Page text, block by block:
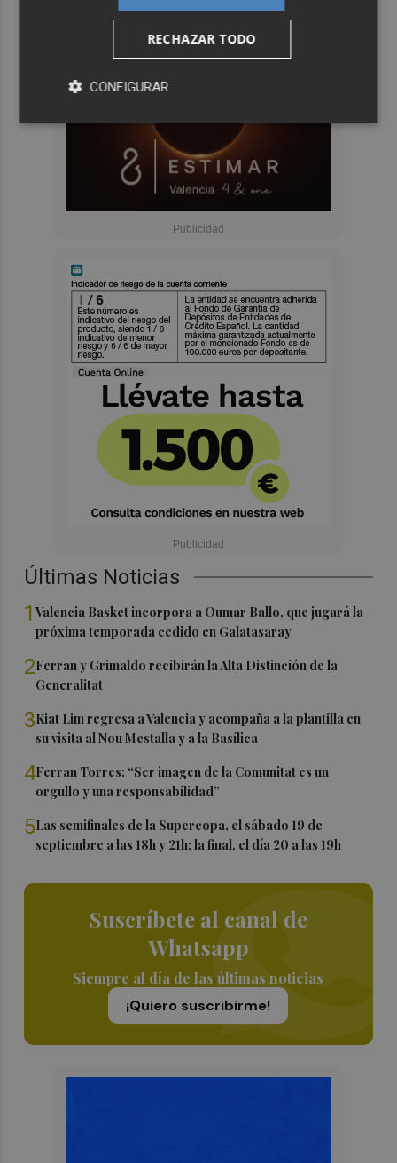
Últimas Noticias
1Valencia Basket incorpora a Oumar Ballo, que jugará la
próxima temporada cedido en Galatasaray
2Ferran y Grimaldo recibirán la Alta Distinción de la
Generalitat
3Kiat Lim regresa a Valencia y acompaña a la plantilla en
su visita al Nou Mestalla y a la Basílica
4Ferran Torres: “Ser imagen de la Comunitat es un
orgullo y una responsabilidad”
5Las semifinales de la Supercopa, el sábado 19 de
septiembre a las 18h y 21h; la final, el día 20 a las 19h
Suscríbete al canal de
Whatsapp
Siempre al día de las últimas noticias
¡Quiero suscribirme!
RECHAZAR TODO
CONFIGURAR